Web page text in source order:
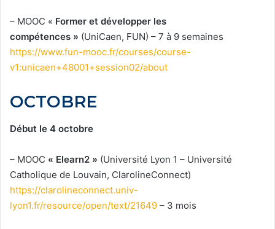
– MOOC « Former et développer les
compétences » (UniCaen, FUN) – 7 à 9 semaines
https://www.fun-mooc.fr/courses/course-
v1:unicaen+48001+session02/about
OCTOBRE
Début le 4 octobre
– MOOC « Elearn2 » (Université Lyon 1 – Université
Catholique de Louvain, ClarolineConnect)
https://clarolineconnect.univ-
lyon1.fr/resource/open/text/21649 – 3 mois